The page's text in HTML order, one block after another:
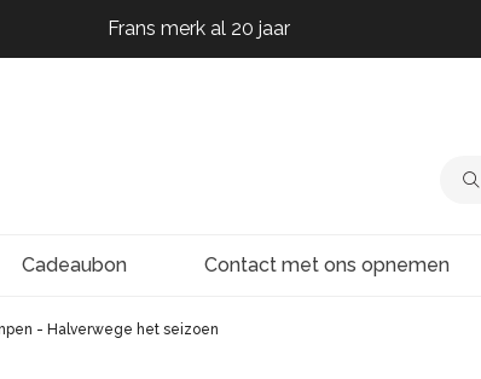
Frans merk al 20 jaar
Frans merk al 20 jaar
Cadeaubon Contact met ons opnemen
- Halverwege het seizoen